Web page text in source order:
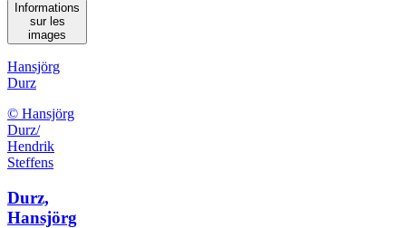
Informations
sur les
images
Hansjörg
Durz
© Hansjörg
Durz/
Hendrik
Steffens
Durz,
Hansjörg